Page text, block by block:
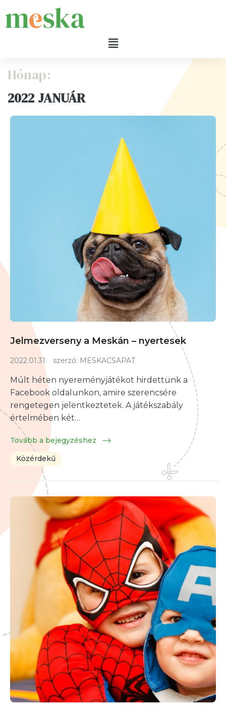
Hónap:
2022 JANUÁR
Jelmezverseny a Meskán – nyertesek
2022.01.31. szerző: MESKACSAPAT
Múlt héten nyereményjátékot hirdettünk a
Facebook oldalunkon, amire szerencsére
rengetegen jelentkeztetek. A játékszabály
értelmében két…
Tovább a bejegyzéshez
Közérdekű